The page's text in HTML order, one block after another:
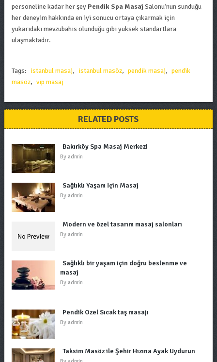
personeline kadar her şey Pendik Spa MasajSalonu’nun sunduğu
her deneyim hakkında en iyi sonucu ortaya çıkarmak için
yukarıdaki mevzubahis olunduğu gibi yüksek standartlara
ulaşmaktadır.
Tags: istanbul masaj, istanbul masöz, pendik masaj, pendik
masöz, vip masaj
RELATED POSTS
Bakırköy Spa Masaj Merkezi
By admin
Sağlıklı Yaşam İçin Masaj
By admin
Modern ve özel tasarım masaj salonları
By admin
Sağlıklı bir yaşam için doğru beslenme ve
masaj
By admin
Pendik Özel Sıcak taş masajı
By admin
Taksim Masöz ile Şehir Hızına Ayak Uydurun